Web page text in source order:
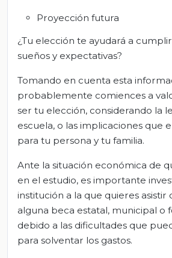
Proyección futura
¿Tu elección te ayudará a
sueños y expectativas?
Tomando en cuenta esta
probablemente comiences a
ser tu elección, considerando la
escuela, o las implicaciones que
para tu persona y tu familia.
Ante la situación económica de
en el estudio, es importante
institución a la que quieres asistir
alguna beca estatal, municipal o
debido a las dificultades que
para solventar los gastos.